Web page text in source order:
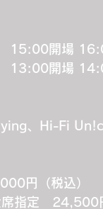
15:00開場
13:00開場
、Hi-Fi
円（税込）
指定　24,500